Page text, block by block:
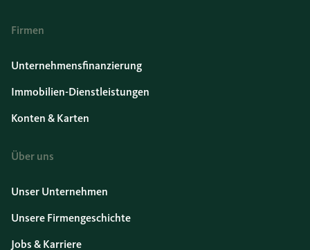
Firmen
Unternehmensfinanzierung
Immobilien-Dienstleistungen
Konten & Karten
Über uns
Unser Unternehmen
Unsere Firmengeschichte
Jobs & Karriere